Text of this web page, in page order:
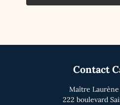
Contact
Maître Laurène
222 boulevard